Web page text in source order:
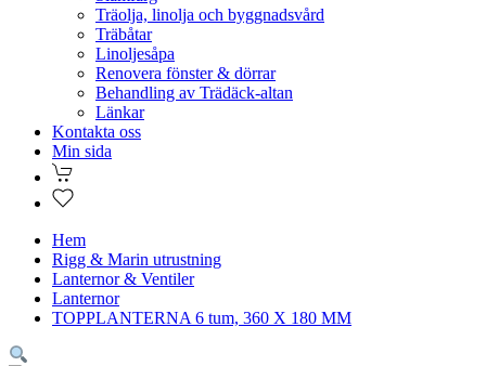
Träolja, linolja och byggnadsvård
Träbåtar
Linoljesåpa
Renovera fönster & dörrar
Behandling av Trädäck-altan
Länkar
Kontakta oss
Min sida
Hem
Rigg & Marin utrustning
Lanternor & Ventiler
Lanternor
TOPPLANTERNA 6 tum, 360 X 180 MM